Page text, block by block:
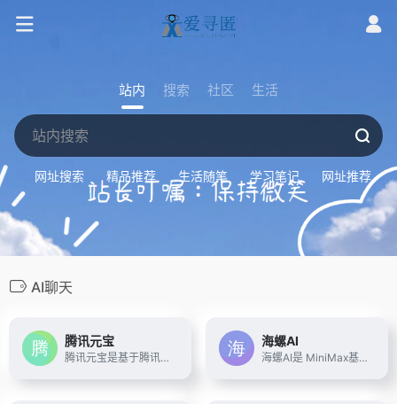
站内 搜索 社区 生活
网址搜索 精品推荐 生活随笔 学习笔记 网址推荐
AI聊天
腾讯元宝
腾讯元宝是基于腾讯混元大模型的AI应用，可以帮你写作绘画文案翻译编程搜索阅读总结的全能助手
海螺AI
海螺AI是 MiniMax基于自研的多模态大语言模型为用户打造的AI伙伴，可以帮你智能搜索问答、精准识图解析、沉浸语音通话、专业/创意写作、文档速读总结、还有独家悬浮球功能帮你把琐事化繁为简。10倍速获取信息，10倍速解决问题。从学生到打工人，或者是自由工作者、创作者，不管你是任何角色都可以随时召唤它，上手即用，张嘴就问，无论是AI写作、AI搜题、AI办公、AI翻译、AI编程、AI创作、AI文档总结，还是陪你AI聊天、AI对话、口语陪练、模拟面试。它是你全能的AI助手。